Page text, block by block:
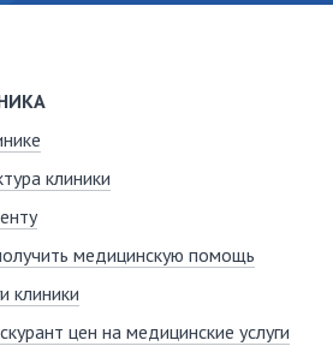
клиники
медицинскую помощь
клиники
цен на медицинские услуги